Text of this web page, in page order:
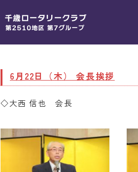
6月22日（木） 会長挨拶
◇大西 信也 会長